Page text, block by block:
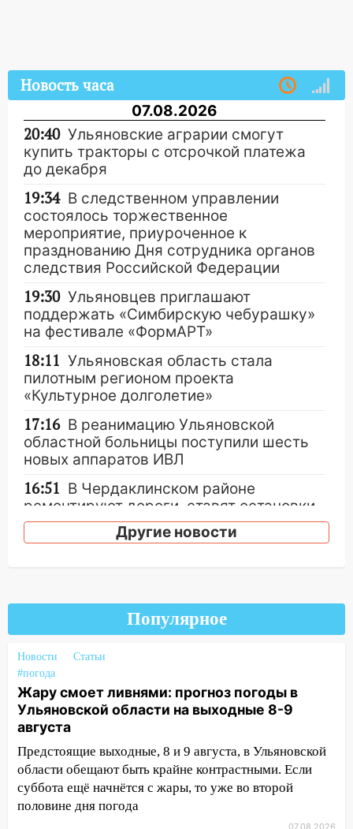
Новость часа
07.08.2026
20:40 Ульяновские аграрии смогут
купить тракторы с отсрочкой платежа
до декабря
19:34 В следственном управлении
состоялось торжественное
мероприятие, приуроченное к
празднованию Дня сотрудника органов
следствия Российской Федерации
19:30 Ульяновцев приглашают
поддержать «Симбирскую чебурашку»
на фестивале «ФормАРТ»
18:11 Ульяновская область стала
пилотным регионом проекта
«Культурное долголетие»
17:16 В реанимацию Ульяновской
областной больницы поступили шесть
новых аппаратов ИВЛ
16:51 В Чердаклинском районе
ремонтируют дороги, ставят остановки
и проводят новое освещение
В Ульяновске бесплатно покажут
матч «Волги» под открытым небом
16:12
В Ульяновском госуниверситете
разработают отечественный прибор для
цифровой ПЦР
15:47 Ульяновцы могут вернуть деньги
за абонементы закрывшегося фитнес-
клуба «Рекорд-Fitness»
15:34 После вмешательства
прокуратуры в селах Ульяновской
области привели в порядок детские
Другие новости
Популярное
Новости
Статьи
#погода
Жару смоет ливнями: прогноз погоды в
Ульяновской области на выходные 8-9
августа
Предстоящие выходные, 8 и 9 августа, в Ульяновской
области обещают быть крайне контрастными. Если
суббота ещё начнётся с жары, то уже во второй
половине дня погода
07.08.2026